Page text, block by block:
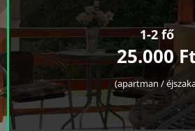
1-2 fő
25.000
(apartman /